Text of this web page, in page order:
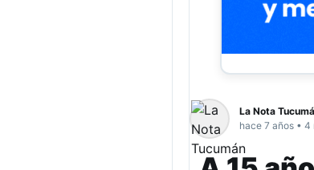
La Nota
hace 7 años • 4